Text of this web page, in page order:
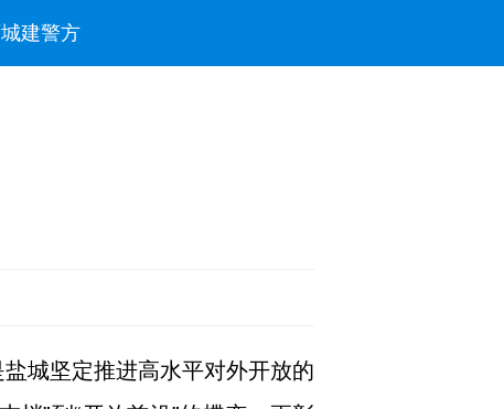
城建警方
城坚定推进高水平对外开放的